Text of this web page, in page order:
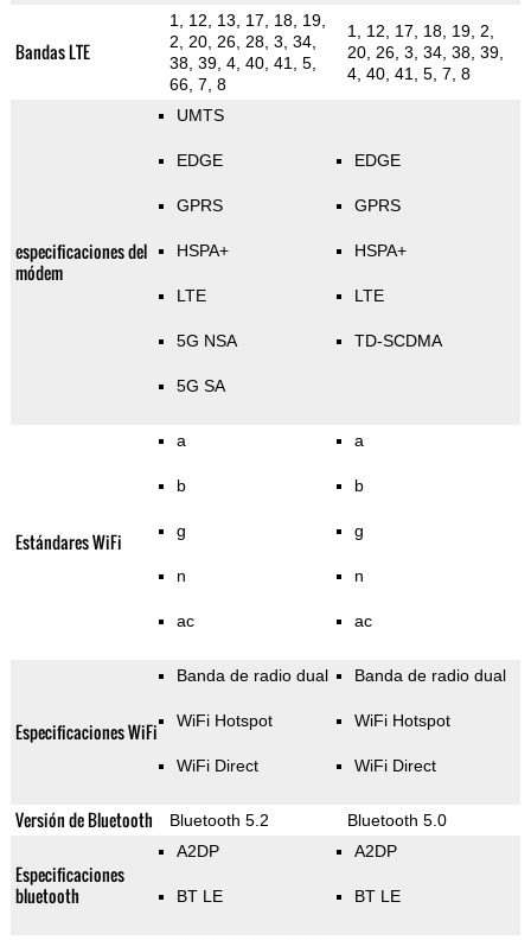
Bandas LTE
1, 12, 13, 17, 18, 19,
2, 20, 26, 28, 3, 34,
38, 39, 4, 40, 41, 5,
66, 7, 8
1, 12, 17, 18, 19, 2,
20, 26, 3, 34, 38, 39,
4, 40, 41, 5, 7, 8
especificaciones del
módem
UMTS
EDGE
GPRS
HSPA+
LTE
5G NSA
5G SA
EDGE
GPRS
HSPA+
LTE
TD-SCDMA
Estándares WiFi
a
b
g
n
ac
a
b
g
n
ac
Especificaciones WiFi
Banda de radio dual
WiFi Hotspot
WiFi Direct
Banda de radio dual
WiFi Hotspot
WiFi Direct
Versión de Bluetooth Bluetooth 5.2 Bluetooth 5.0
Especificaciones
bluetooth
A2DP
BT LE
A2DP
BT LE